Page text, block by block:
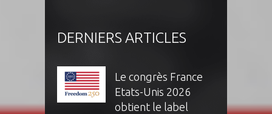
DERNIERS ARTICLES
Le congrès France
Etats-Unis 2026
obtient le label